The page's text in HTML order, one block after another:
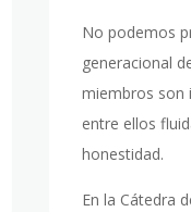
No podemos
generacional
miembros son
entre ellos
honestidad.
En la Cátedra